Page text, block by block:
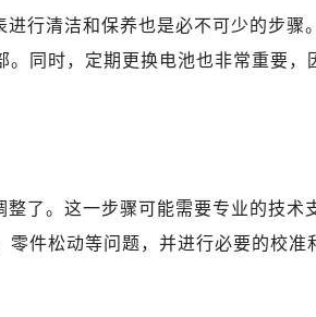
行清洁和保养也是必不可少的步骤。
同时，定期更换电池也非常重要，
了。这一步骤可能需要专业的技术
件松动等问题，并进行必要的校准